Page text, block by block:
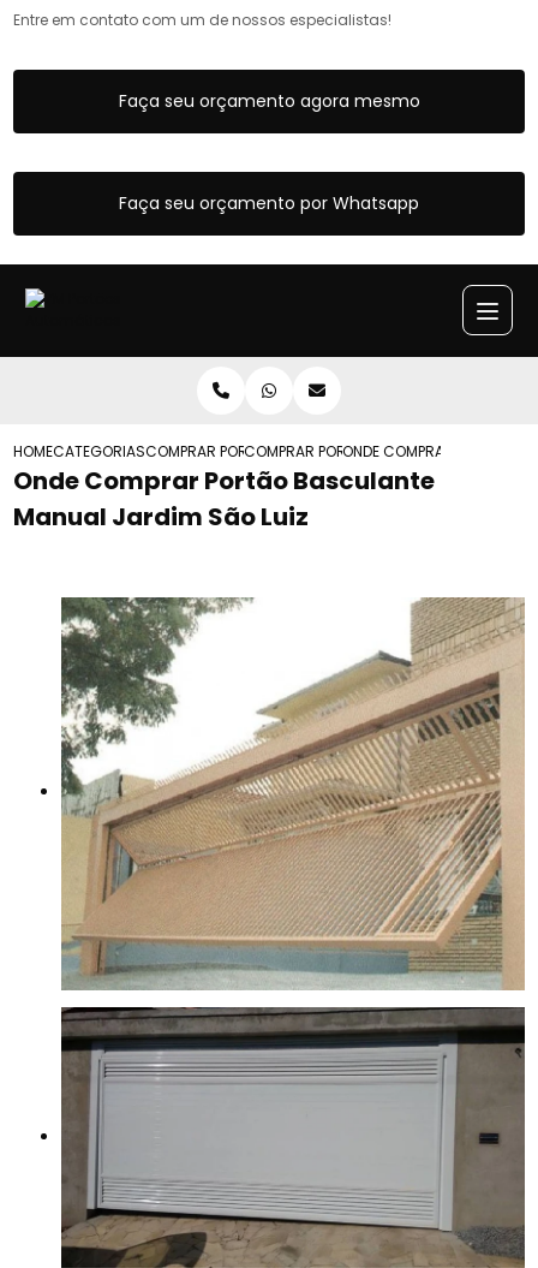
Entre em contato com um de nossos especialistas!
Faça seu orçamento agora mesmo
Faça seu orçamento por Whatsapp
HOMECATEGORIASCOMPRAR PORTAO BASCULANTE
COMPRAR PORTOES BASCULANTE
ONDE COMPRAR PORTAO
Onde Comprar Portão Basculante
Manual Jardim São Luiz